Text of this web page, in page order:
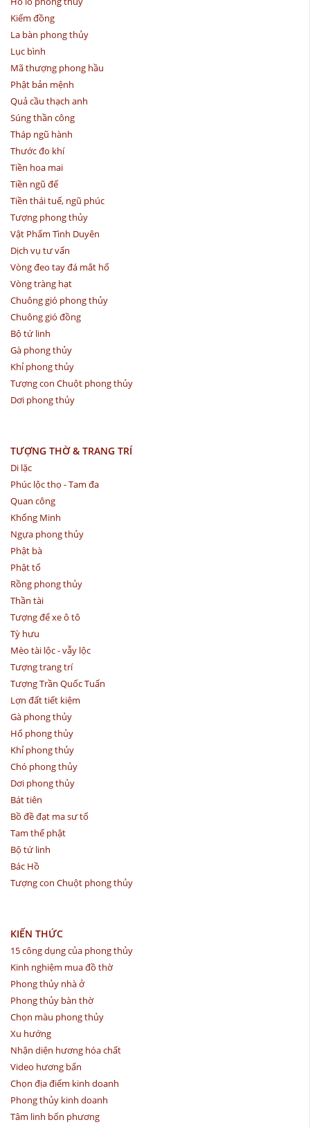
Kiếm đồng
La bàn phong thủy
Lục bình
Mã thượng phong hầu
Phật bản mệnh
Quả cầu thạch anh
Súng thần công
Tháp ngũ hành
Thước đo khí
Tiền hoa mai
Tiền ngũ đế
Tiền thái tuế, ngũ phúc
Tượng phong thủy
Vật Phẩm Tình Duyên
Dịch vụ tư vấn
Vòng đeo tay đá mắt hổ
Vòng tràng hạt
Chuông gió phong thủy
Chuông gió đồng
Bộ tứ linh
Gà phong thủy
Khỉ phong thủy
Tượng con Chuột phong thủy
Dơi phong thủy
TƯỢNG THỜ & TRANG TRÍ
Di lặc
Phúc lộc thọ - Tam đa
Quan công
Khổng Minh
Ngựa phong thủy
Phật bà
Phật tổ
Rồng phong thủy
Thần tài
Tượng để xe ô tô
Tỳ hưu
Mèo tài lộc - vẫy lộc
Tượng trang trí
Tượng Trần Quốc Tuấn
Lợn đất tiết kiệm
Gà phong thủy
Hổ phong thủy
Khỉ phong thủy
Chó phong thủy
Dơi phong thủy
Bát tiên
Bồ đề đạt ma sư tổ
Tam thế phật
Bộ tứ linh
Bác Hồ
Tượng con Chuột phong thủy
KIẾN THỨC
15 công dụng của phong thủy
Kinh nghiệm mua đồ thờ
Phong thủy nhà ở
Phong thủy bàn thờ
Chọn màu phong thủy
Xu hướng
Nhận diện hương hóa chất
Video hương bẩn
Chọn địa điểm kinh doanh
Phong thủy kinh doanh
Tâm linh bốn phương